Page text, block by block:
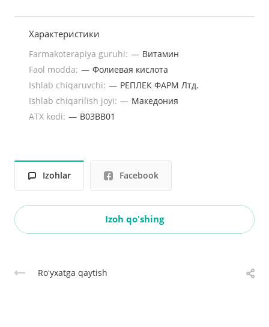
Характеристики
Farmakoterapiya guruhi: — Витамин
Faol modda: — Фолиевая кислота
Ishlab chiqaruvchi: — РЕПЛЕК ФАРМ Лтд.
Ishlab chiqarilish joyi: — Македония
ATX kodi: — B03BB01
Izohlar Facebook
Izoh qo'shing
Roʻyxatga qaytish